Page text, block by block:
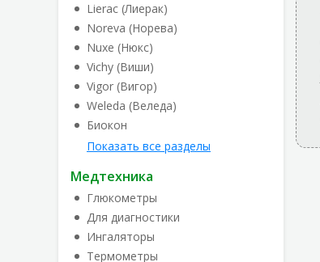
Lierac (Лиерак)
Noreva (Норева)
Nuxe (Нюкс)
Vichy (Виши)
Vigor (Вигор)
Weleda (Веледа)
Биокон
Показать все разделы
Медтехника
Глюкометры
Для диагностики
Ингаляторы
Термометры